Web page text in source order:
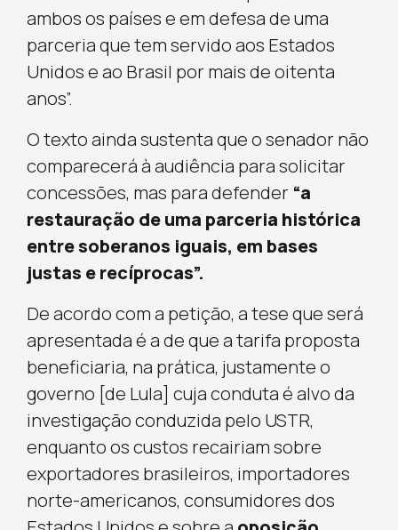
ambos os países e em defesa de uma
parceria que tem servido aos Estados
Unidos e ao Brasil por mais de oitenta
anos”.
O texto ainda sustenta que o senador não
comparecerá à audiência para solicitar
concessões, mas para defender “a
restauração de uma parceria histórica
entre soberanos iguais, em bases
justas e recíprocas”.
De acordo com a petição, a tese que será
apresentada é a de que a tarifa proposta
beneficiaria, na prática, justamente o
governo [de Lula] cuja conduta é alvo da
investigação conduzida pelo USTR,
enquanto os custos recairiam sobre
exportadores brasileiros, importadores
norte-americanos, consumidores dos